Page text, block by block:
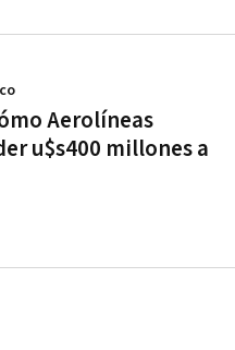
Aerolíneas
u$s400 millones a